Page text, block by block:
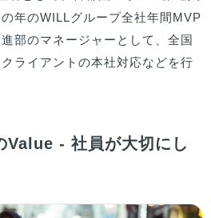
年のWILLグループ全社年間MVP
部のマネージャーとして、全国
ライアントの本社対応などを行
Value - 社員が大切にし